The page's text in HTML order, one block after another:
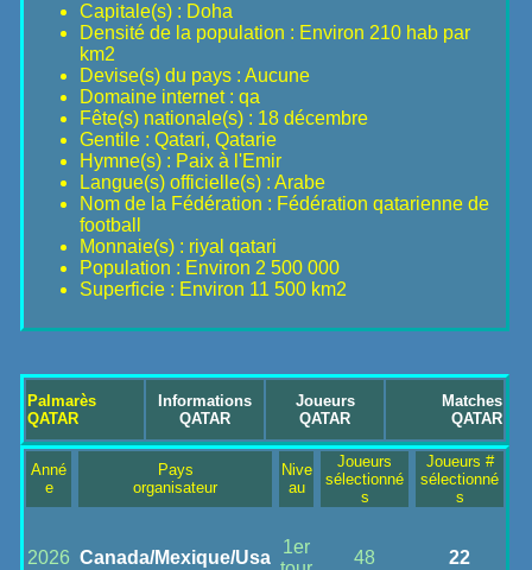
Capitale(s) : Doha
Densité de la population : Environ 210 hab par
km2
Devise(s) du pays : Aucune
Domaine internet : qa
Fête(s) nationale(s) : 18 décembre
Gentile : Qatari, Qatarie
Hymne(s) : Paix à l'Emir
Langue(s) officielle(s) : Arabe
Nom de la Fédération : Fédération qatarienne de
football
Monnaie(s) : riyal qatari
Population : Environ 2 500 000
Superficie : Environ 11 500 km2
Palmarès
QATAR
Informations
QATAR
Joueurs
QATAR
Matches
QATAR
Anné
e
Pays
organisateur
Nive
au
Joueurs
sélectionné
s
Joueurs #
sélectionné
s
2026 Canada/Mexique/Usa
1er
48 22